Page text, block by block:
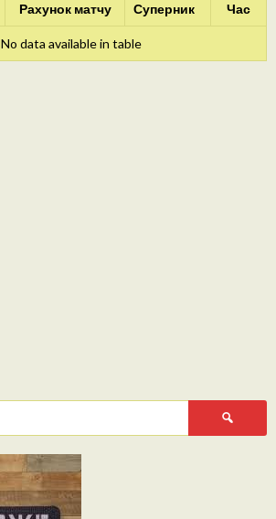
Рахунок матчу Суперник Час
No data available in table
Пошук: